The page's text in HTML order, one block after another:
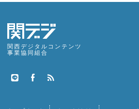
関西デジタルコンテンツ
事業協同組合